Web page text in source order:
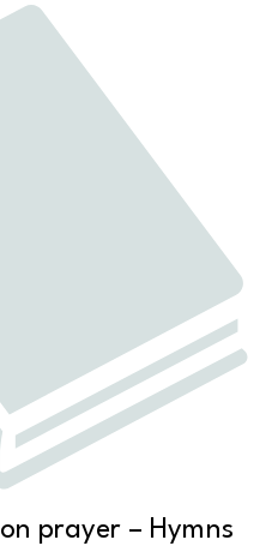
prayer – Hymns